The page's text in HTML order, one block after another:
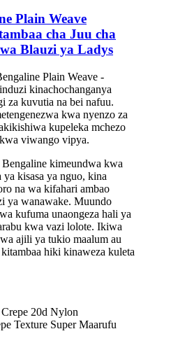
Plain Weave
cha Juu cha
Blauzi ya Ladys
Plain Weave -
kinachochanganya
za kuvutia na bei nafuu.
kwa nyenzo za
kupeleka mchezo
viwango vipya.
kimeundwa kwa
kisasa ya nguo, kina
na wa kifahari ambao
ya wanawake. Muundo
kufuma unaongeza hali ya
kwa vazi lolote. Ikiwa
ajili ya tukio maalum au
hiki kinaweza kuleta